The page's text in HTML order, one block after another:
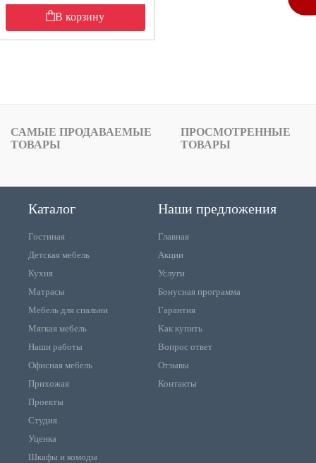
В корзину
САМЫЕ ПРОДАВАЕМЫЕ
ТОВАРЫ
ПРОСМОТРЕННЫЕ
ТОВАРЫ
Каталог
Гостиная
Детская мебель
Кухня
Матрасы
Мебель для спальни
Мягкая мебель
Наши работы
Офисная мебель
Прихожая
Проекты
Студия
Уценка
Шкафы и комоды
Наши предложения
Главная
Акции
Услуги
Бонусная программа
Гарантия
Как купить
Вопрос ответ
Отзывы
Контакты